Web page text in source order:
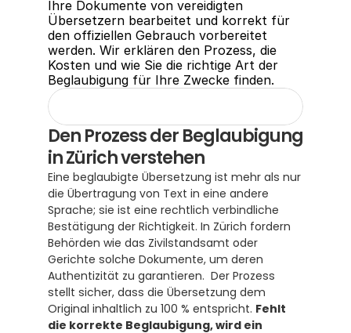
Ihre Dokumente von vereidigten
Übersetzern bearbeitet und korrekt für
den offiziellen Gebrauch vorbereitet
werden. Wir erklären den Prozess, die
Kosten und wie Sie die richtige Art der
Beglaubigung für Ihre Zwecke finden.
Den Prozess der Beglaubigung
in Zürich verstehen
Eine beglaubigte Übersetzung ist mehr als nur
die Übertragung von Text in eine andere
Sprache; sie ist eine rechtlich verbindliche
Bestätigung der Richtigkeit. In Zürich fordern
Behörden wie das Zivilstandsamt oder
Gerichte solche Dokumente, um deren
Authentizität zu garantieren.  Der Prozess
stellt sicher, dass die Übersetzung dem
Original inhaltlich zu 100 % entspricht. Fehlt
die korrekte Beglaubigung, wird ein